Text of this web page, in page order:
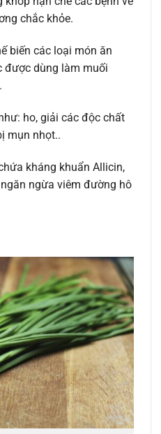
chắc khỏe.
biến các loại món ăn
được dùng làm muối
ho, giải các độc chất
mụn nhọt..
kháng khuẩn Allicin,
ngừa viêm đường hô